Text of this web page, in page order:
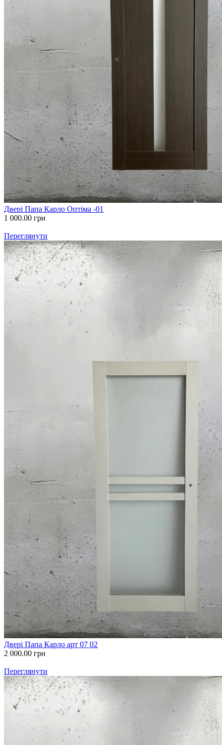
Двері Папа Карло Оптіма -01
1 000.00 грн
Переглянути
Двері Папа Карло арт 07 02
2 000.00 грн
Переглянути